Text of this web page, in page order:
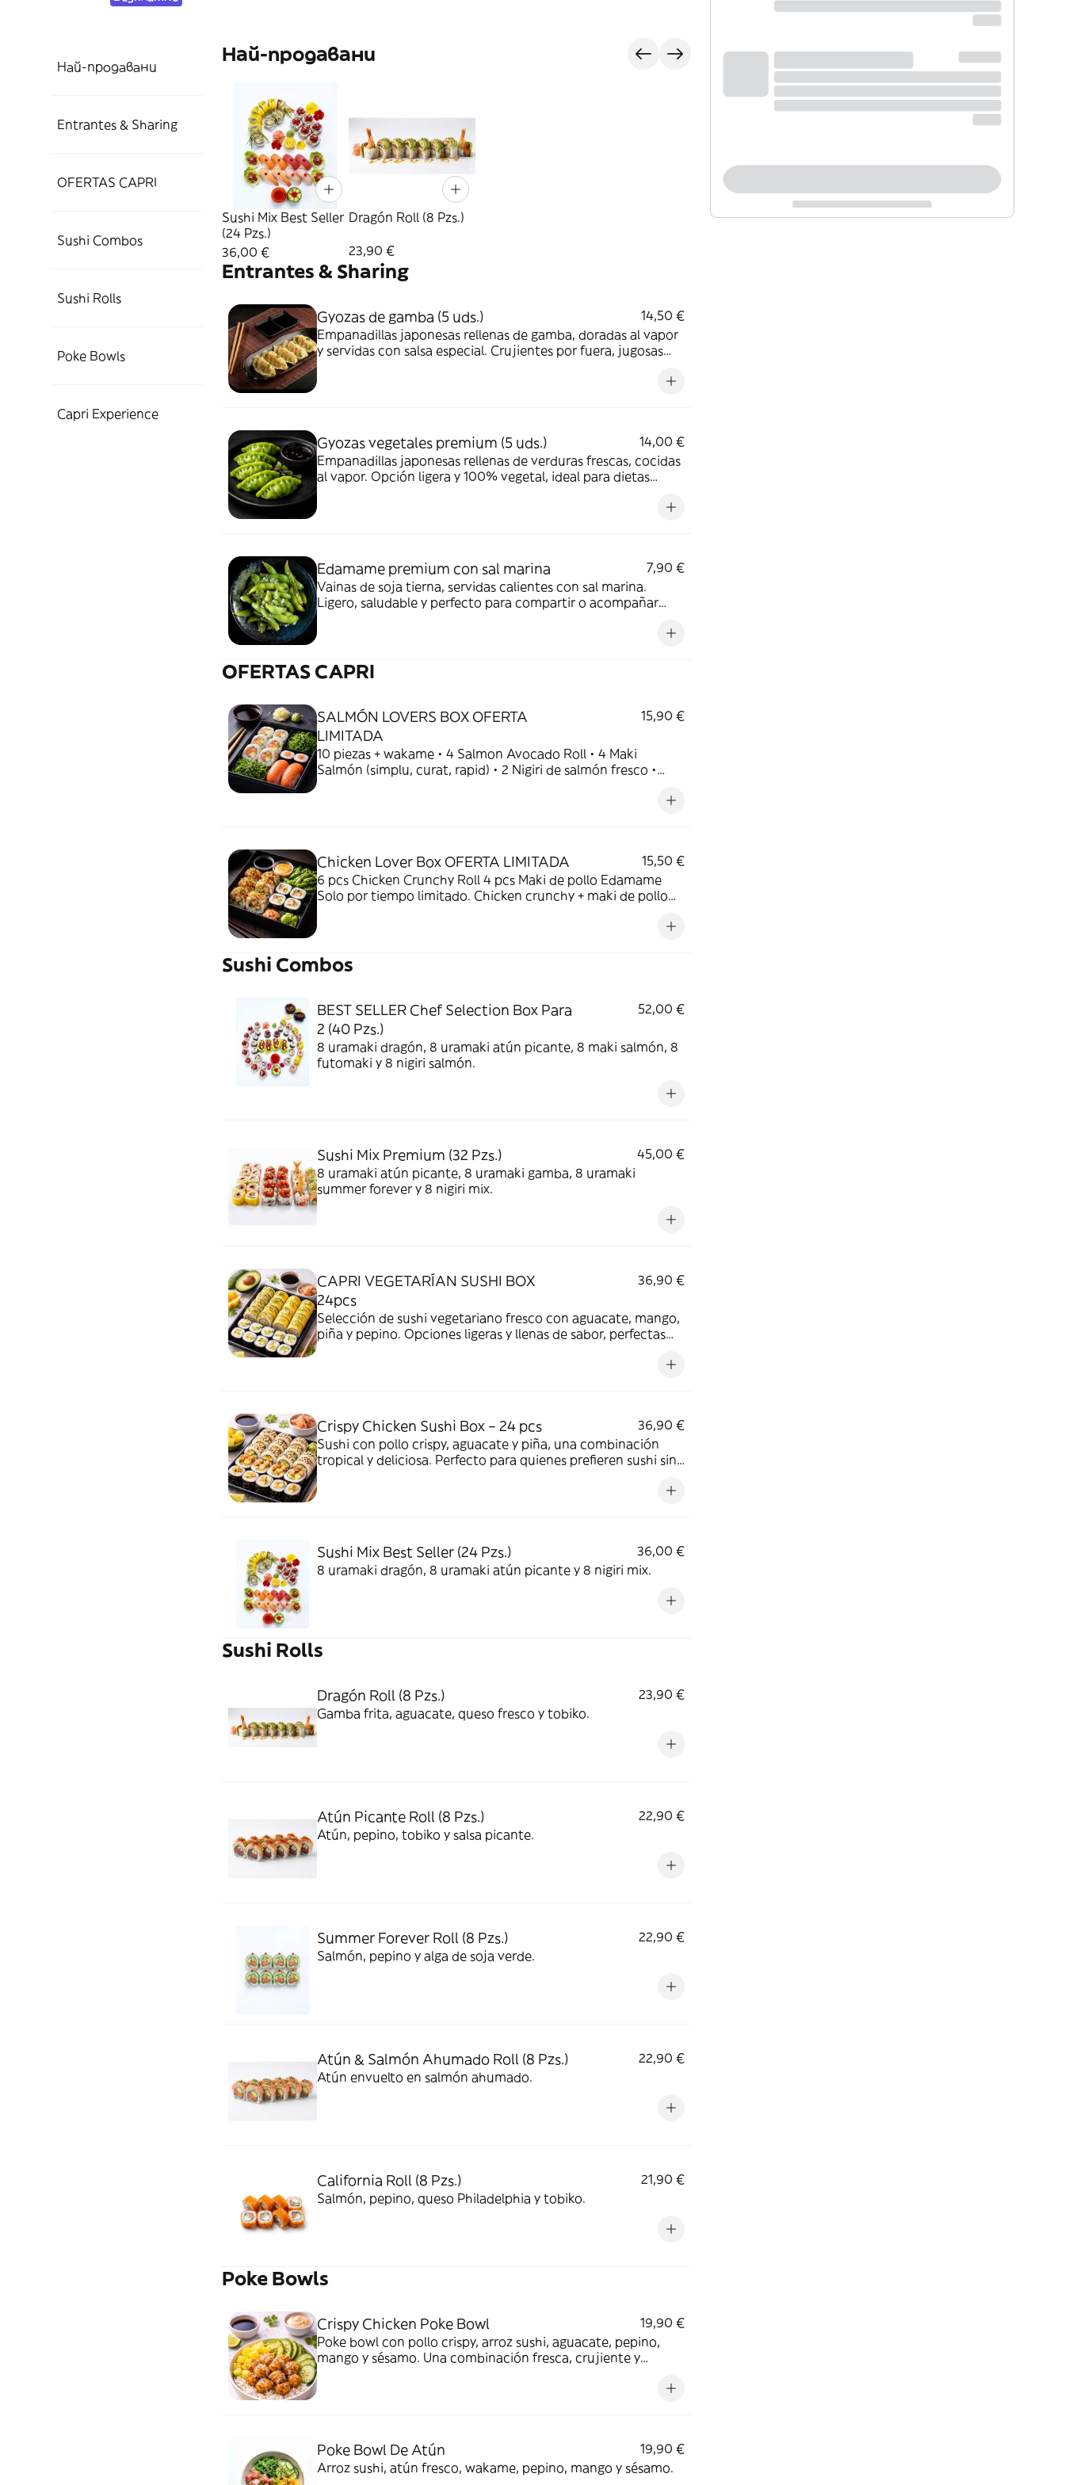
Най-продавани
Entrantes & Sharing
OFERTAS CAPRI
Sushi Combos
Sushi Rolls
Poke Bowls
Capri Experience
Най-продавани
Sushi Mix Best Seller
(24 Pzs.)
36,00 €
Dragón Roll (8 Pzs.)
23,90 €
Entrantes & Sharing
Gyozas de gamba (5 uds.)
14,50 €
Empanadillas japonesas rellenas de gamba, doradas al vapor
y servidas con salsa especial. Crujientes por fuera, jugosas
Gyozas vegetales premium (5 uds.)
14,00 €
Empanadillas japonesas rellenas de verduras frescas, cocidas
al vapor. Opción ligera y 100% vegetal, ideal para dietas
Edamame premium con sal marina
7,90 €
Vainas de soja tierna, servidas calientes con sal marina.
Ligero, saludable y perfecto para compartir o acompañar
OFERTAS CAPRI
SALMÓN LOVERS BOX OFERTA
LIMITADA
15,90 €
10 piezas + wakame • 4 Salmon Avocado Roll • 4 Maki
Salmón (simplu, curat, rapid) • 2 Nigiri de salmón fresco •
Chicken Lover Box OFERTA LIMITADA
15,50 €
6 pcs Chicken Crunchy Roll 4 pcs Maki de pollo Edamame
Solo por tiempo limitado. Chicken crunchy + maki de pollo
Sushi Combos
BEST SELLER Chef Selection Box Para
2 (40 Pzs.)
52,00 €
8 uramaki dragón, 8 uramaki atún picante, 8 maki salmón, 8
futomaki y 8 nigiri salmón.
Sushi Mix Premium (32 Pzs.)
45,00 €
8 uramaki atún picante, 8 uramaki gamba, 8 uramaki
summer forever y 8 nigiri mix.
CAPRI VEGETARÍAN SUSHI BOX
24pcs
36,90 €
Selección de sushi vegetariano fresco con aguacate, mango,
piña y pepino. Opciones ligeras y llenas de sabor, perfectas
Crispy Chicken Sushi Box – 24 pcs
36,90 €
Sushi con pollo crispy, aguacate y piña, una combinación
tropical y deliciosa. Perfecto para quienes prefieren sushi sin
Sushi Mix Best Seller (24 Pzs.)
36,00 €
8 uramaki dragón, 8 uramaki atún picante y 8 nigiri mix.
Sushi Rolls
Dragón Roll (8 Pzs.)
23,90 €
Gamba frita, aguacate, queso fresco y tobiko.
Atún Picante Roll (8 Pzs.)
22,90 €
Atún, pepino, tobiko y salsa picante.
Summer Forever Roll (8 Pzs.)
22,90 €
Salmón, pepino y alga de soja verde.
Atún & Salmón Ahumado Roll (8 Pzs.)
22,90 €
Atún envuelto en salmón ahumado.
California Roll (8 Pzs.)
21,90 €
Salmón, pepino, queso Philadelphia y tobiko.
Poke Bowls
Crispy Chicken Poke Bowl
19,90 €
Poke bowl con pollo crispy, arroz sushi, aguacate, pepino,
mango y sésamo. Una combinación fresca, crujiente y
Poke Bowl De Atún
19,90 €
Arroz sushi, atún fresco, wakame, pepino, mango y sésamo.